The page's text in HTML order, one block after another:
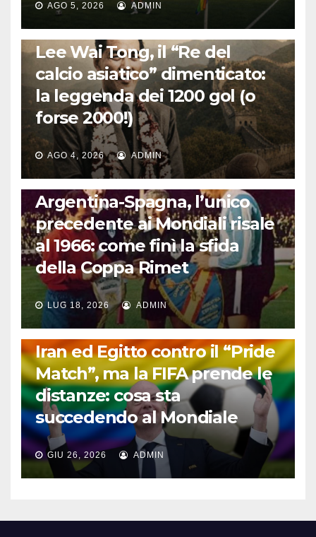
AGO 5, 2026 ADMIN
LA STORIA DEL CALCIO
Lee Wai Tong, il “Re del
calcio asiatico” dimenticato:
la leggenda dei 1200 gol (o
forse 2000!)
AGO 4, 2026 ADMIN
CALCIO INTERNAZIONALE
Argentina-Spagna, l’unico
precedente ai Mondiali risale
al 1966: come finì la sfida
della Coppa Rimet
LUG 18, 2026 ADMIN
FUORI DAL CAMPO: CALCIO, GOSSIP E NON SOLO
Iran ed Egitto contro il “Pride
Match”, ma la FIFA prende le
distanze: cosa sta
succedendo al Mondiale
GIU 26, 2026 ADMIN